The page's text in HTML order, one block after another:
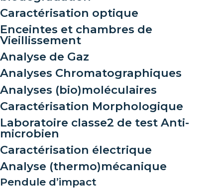
Caractérisation optique
Enceintes et chambres de
Vieillissement
Analyse de Gaz
Analyses Chromatographiques
Analyses (bio)moléculaires
Caractérisation Morphologique
Laboratoire classe2 de test Anti-
microbien
Caractérisation électrique
Analyse (thermo)mécanique
Pendule d’impact